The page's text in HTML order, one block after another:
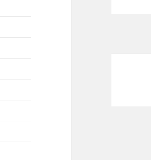
inferior